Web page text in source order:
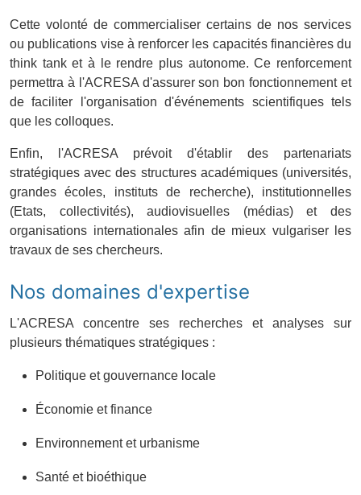
Cette volonté de commercialiser certains de nos services
ou publications vise à renforcer les capacités financières du
think tank et à le rendre plus autonome. Ce renforcement
permettra à l'ACRESA d'assurer son bon fonctionnement et
de faciliter l'organisation d'événements scientifiques tels
que les colloques.
Enfin, l'ACRESA prévoit d'établir des partenariats
stratégiques avec des structures académiques (universités,
grandes écoles, instituts de recherche), institutionnelles
(Etats, collectivités), audiovisuelles (médias) et des
organisations internationales afin de mieux vulgariser les
travaux de ses chercheurs.
Nos domaines d'expertise
L'ACRESA concentre ses recherches et analyses sur
plusieurs thématiques stratégiques :
Politique et gouvernance locale
Économie et finance
Environnement et urbanisme
Santé et bioéthique